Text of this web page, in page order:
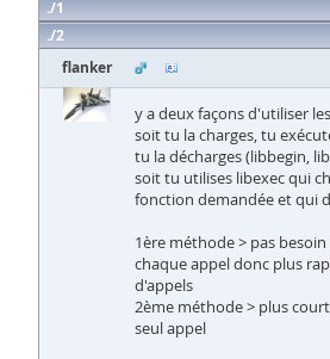
1
2
flanker
y a deux façons d'utiliser
soit tu la charges, tu
tu la décharges (libbegin,
soit tu utilises libexec qui
fonction demandée et qui
1ère méthode > pas
chaque appel donc plus
d'appels
2ème méthode > plus
seul appel